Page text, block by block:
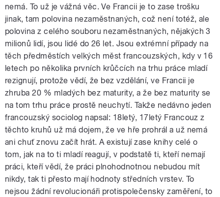
nemá. To už je vážná věc. Ve Francii je to zase trošku
jinak, tam polovina nezaměstnaných, což není totéž, ale
polovina z celého souboru nezaměstnaných, nějakých 3
milionů lidí, jsou lidé do 26 let. Jsou extrémní případy na
těch předměstích velkých měst francouzských, kdy v 16
letech po několika prvních krůčcích na trhu práce mladí
rezignují, protože vědí, že bez vzdělání, ve Francii je
zhruba 20 % mladých bez maturity, a že bez maturity se
na tom trhu práce prostě neuchytí. Takže nedávno jeden
francouzský sociolog napsal: 18letý, 17letý Francouz z
těchto kruhů už má dojem, že ve hře prohrál a už nemá
ani chuť znovu začít hrát. A existují zase knihy celé o
tom, jak na to ti mladí reagují, v podstatě ti, kteří nemají
práci, kteří vědí, že práci plnohodnotnou nebudou mít
nikdy, tak ti přesto mají hodnoty středních vrstev. To
nejsou žádní revolucionáři protispolečensky zaměření, to